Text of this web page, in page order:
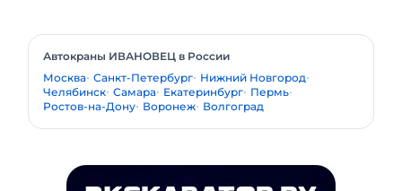
Автокраны ИВАНОВЕЦ в России
Москва Санкт-Петербург Нижний Новгород
Челябинск Самара Екатеринбург Пермь
Ростов-на-Дону Воронеж Волгоград